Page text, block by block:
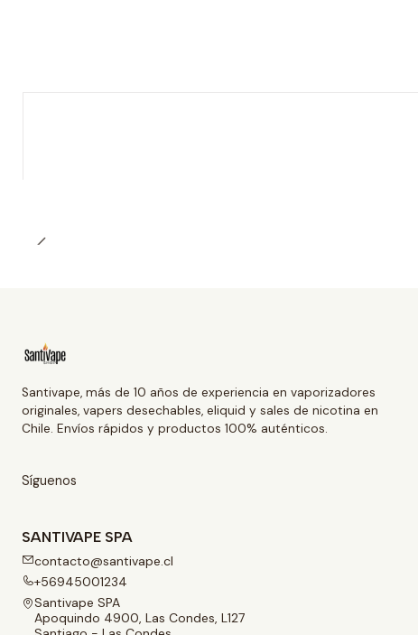
Santivape, más de 10 años de experiencia en vaporizadores
originales, vapers desechables, eliquid y sales de nicotina en
Chile. Envíos rápidos y productos 100% auténticos.
Síguenos
SANTIVAPE SPA
contacto@santivape.cl
+56945001234
Santivape SPA
Apoquindo 4900, Las Condes, L127